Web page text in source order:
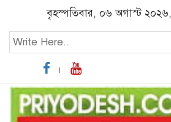
বৃহস্পতিবার, ০৬ অগাস্ট ২০২৬,